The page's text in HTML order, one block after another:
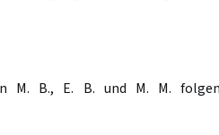
M. B., E. B. und M. M.